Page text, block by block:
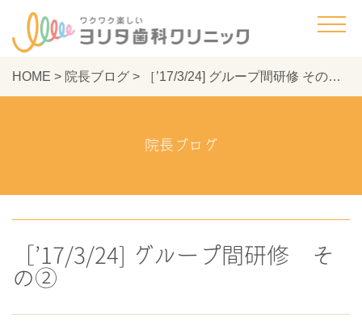
HOME > 院長ブログ > ［’17/3/24] グループ間研修 その② - ヨリタ歯科クリニック
院長ブログ
［’17/3/24] グループ間研修 そ
の②